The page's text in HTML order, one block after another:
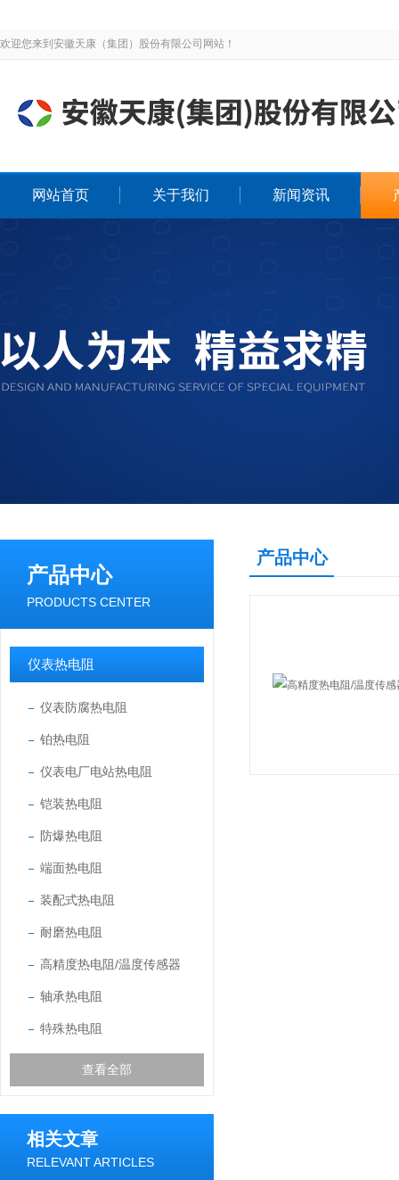
欢迎您来到安徽天康（集团）股份有限公司网站！
网站首页 关于我们 新闻资讯
产品中心
PRODUCTS CENTER
仪表热电阻
仪表防腐热电阻
铂热电阻
仪表电厂电站热电阻
铠装热电阻
防爆热电阻
端面热电阻
装配式热电阻
耐磨热电阻
高精度热电阻/温度传感器
轴承热电阻
特殊热电阻
查看全部
相关文章
RELEVANT ARTICLES
产品中心